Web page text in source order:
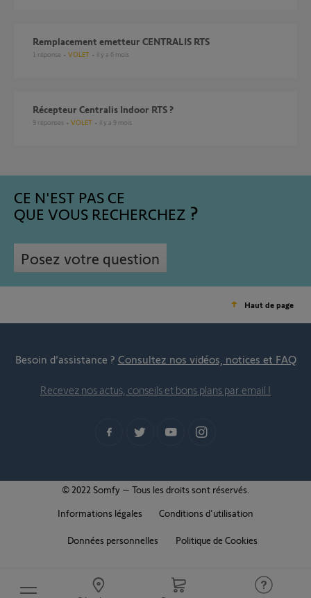
Remplacement emetteur CENTRALIS RTS
1 réponse VOLET il y a 6 mois
Récepteur Centralis Indoor RTS ?
9 réponses VOLET il y a 9 mois
CE N'EST PAS CE
QUE VOUS RECHERCHEZ
Posez votre question
Haut de page
Besoin d’assistance ? Consultez nos vidéos, notices et FAQ
Recevez nos actus, conseils et bons plans par email !
© 2022 Somfy – Tous les droits sont réservés.
Informations légales
Conditions d'utilisation
Données personnelles Politique de Cookies